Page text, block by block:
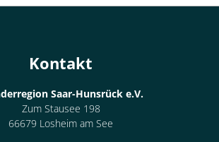
Kontakt
Saar-Hunsrück e.V.
Zum Stausee 198
66679 Losheim am See